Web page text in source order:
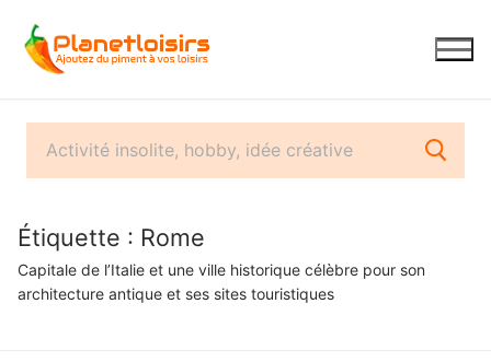
contenu
Étiquette : Rome
Capitale de l’Italie et une ville historique célèbre pour son
architecture antique et ses sites touristiques